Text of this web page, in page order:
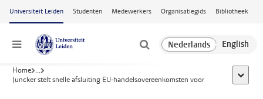
Ga naar hoofdinhoud
Universiteit Leiden Studenten Medewerkers Organisatiegids Bibliotheek
Menu
Home ...
Juncker stelt snelle afsluiting EU-handelsovereenkomsten voor
toon